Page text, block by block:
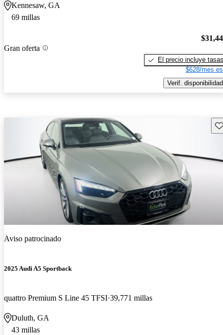
Kennesaw, GA
69 millas
Gran oferta
El precio incluye tasas
$628/mes
Verif. disponibilidad
Aviso patrocinado
2025 Audi A5 Sportback
quattro Premium S Line 45 TFSI 39,771 millas
Duluth, GA
43 millas